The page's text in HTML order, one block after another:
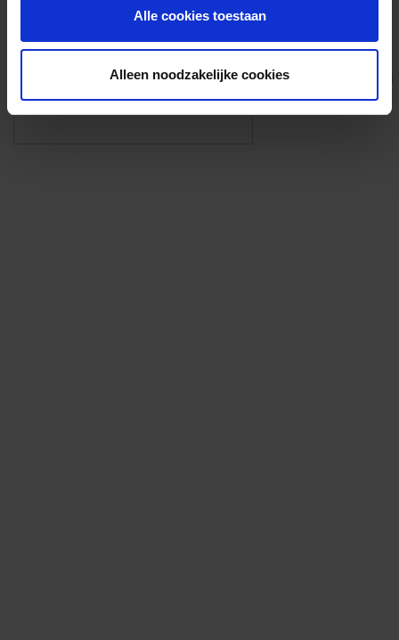
Alle cookies toestaan
Alleen noodzakelijke cookies Eigen foto’s